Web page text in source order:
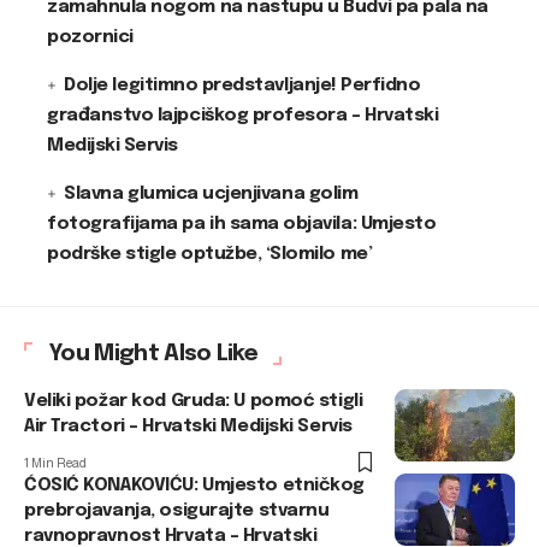
zamahnula nogom na nastupu u Budvi pa pala na
pozornici
Dolje legitimno predstavljanje! Perfidno
građanstvo lajpciškog profesora – Hrvatski
Medijski Servis
Slavna glumica ucjenjivana golim
fotografijama pa ih sama objavila: Umjesto
podrške stigle optužbe, ‘Slomilo me’
You Might Also Like
Veliki požar kod Gruda: U pomoć stigli
Air Tractori – Hrvatski Medijski Servis
1 Min Read
ĆOSIĆ KONAKOVIĆU: Umjesto etničkog
prebrojavanja, osigurajte stvarnu
ravnopravnost Hrvata – Hrvatski